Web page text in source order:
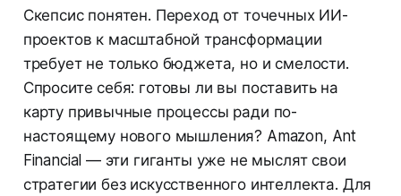
Скепсис понятен. Переход от точечных ИИ-
проектов к масштабной трансформации
требует не только бюджета, но и смелости.
Спросите себя: готовы ли вы поставить на
карту привычные процессы ради по-
настоящему нового мышления? Amazon, Ant
Financial — эти гиганты уже не мыслят свои
стратегии без искусственного интеллекта. Для